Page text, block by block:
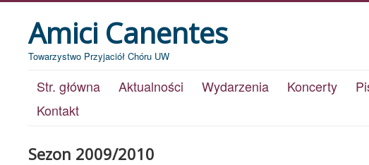
Amici Canentes
Towarzystwo Przyjaciół Chóru UW
Str. główna Aktualności Wydarzenia Koncerty
Kontakt
Sezon 2009/2010